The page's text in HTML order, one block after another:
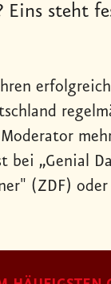
Eins steht
bei „Genial
(ZDF)